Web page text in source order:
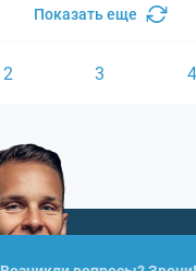
Показать еще
2 3 4